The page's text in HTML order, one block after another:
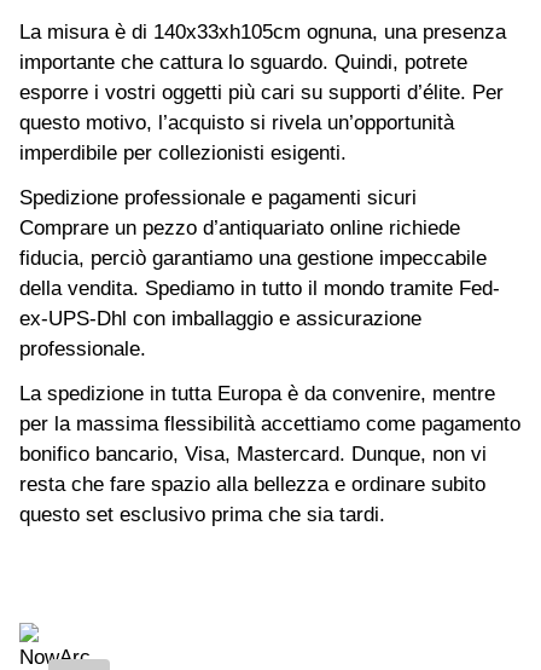
La misura è di 140x33xh105cm ognuna, una presenza
importante che cattura lo sguardo. Quindi, potrete
esporre i vostri oggetti più cari su supporti d’élite. Per
questo motivo, l’acquisto si rivela un’opportunità
imperdibile per collezionisti esigenti.
Spedizione professionale e pagamenti sicuri
Comprare un pezzo d’antiquariato online richiede
fiducia, perciò garantiamo una gestione impeccabile
della vendita. Spediamo in tutto il mondo tramite Fed-
ex-UPS-Dhl con imballaggio e assicurazione
professionale.
La spedizione in tutta Europa è da convenire, mentre
per la massima flessibilità accettiamo come pagamento
bonifico bancario, Visa, Mastercard. Dunque, non vi
resta che fare spazio alla bellezza e ordinare subito
questo set esclusivo prima che sia tardi.